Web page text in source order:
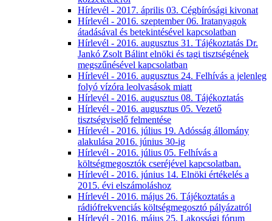
Hírlevél - 2017. április 03. Cégbírósági kivonat
Hírlevél - 2016. szeptember 06. Iratanyagok
átadásával és betekintésével kapcsolatban
Hírlevél - 2016. augusztus 31. Tájékoztatás Dr.
Jankó Zsolt Bálint elnöki és tagi tisztségének
megszűnésével kapcsolatban
Hírlevél - 2016. augusztus 24. Felhívás a jelenleg
folyó vízóra leolvasások miatt
Hírlevél - 2016. augusztus 08. Tájékoztatás
Hírlevél - 2016. augusztus 05. Vezető
tisztségviselő felmentése
Hírlevél - 2016. július 19. Adósság állomány
alakulása 2016. június 30-ig
Hírlevél - 2016. július 05. Felhívás a
költségmegosztók cseréjével kapcsolatban.
Hírlevél - 2016. június 14. Elnöki értékelés a
2015. évi elszámoláshoz
Hírlevél - 2016. május 26. Tájékoztatás a
rádiófrekvenciás költségmegosztó pályázatról
Hírlevél - 2016. május 25. Lakossági fórum